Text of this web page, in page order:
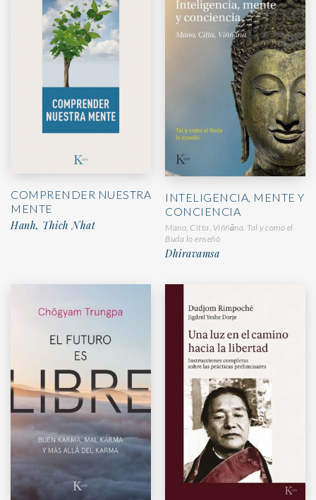
COMPRENDER NUESTRA
MENTE
Hanh, Thich Nhat
INTELIGENCIA, MENTE Y
CONCIENCIA
Mano, Citta, Viññāna. Tal y como el
Buda lo enseñó
Dhiravamsa